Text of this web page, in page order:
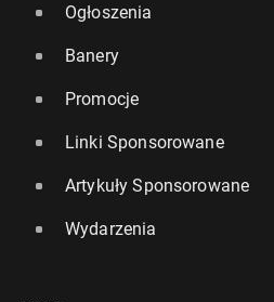
Europa uniknie więk­szych
7 lipca, 13:00
Ogłoszenia
Banery
Promocje
Linki Sponsorowane
Artykuły Sponsorowane
Wydarzenia